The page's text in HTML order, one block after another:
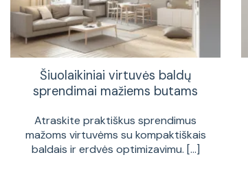
Šiuolaikiniai virtuvės baldų
sprendimai mažiems butams
Atraskite praktiškus sprendimus
mažoms virtuvėms su kompaktiškais
baldais ir erdvės optimizavimu. [...]